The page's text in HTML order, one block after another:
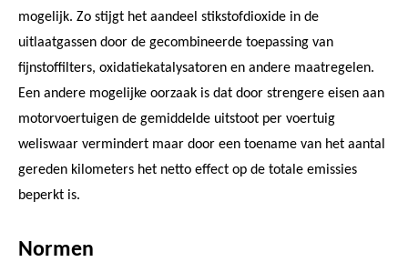
mogelijk. Zo stijgt het aandeel stikstofdioxide in de
uitlaatgassen door de gecombineerde toepassing van
fijnstoffilters, oxidatiekatalysatoren en andere maatregelen.
Een andere mogelijke oorzaak is dat door strengere eisen aan
motorvoertuigen de gemiddelde uitstoot per voertuig
weliswaar vermindert maar door een toename van het aantal
gereden kilometers het netto effect op de totale emissies
beperkt is.
Normen